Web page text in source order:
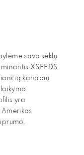
savo sėklų
XSEEDS
kanapių
yra